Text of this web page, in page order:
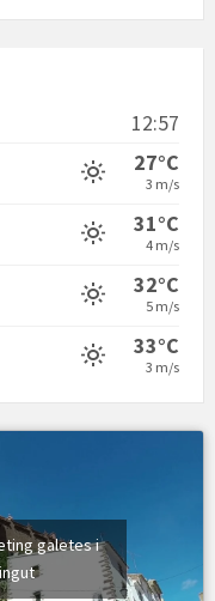
12:57
27°C
3 m/s
31°C
4 m/s
32°C
5 m/s
33°C
3 m/s
galetes i